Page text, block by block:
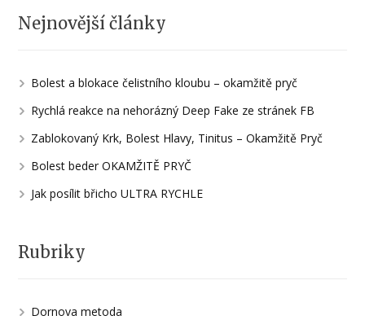
Nejnovější články
Bolest a blokace čelistního kloubu – okamžitě pryč
Rychlá reakce na nehorázný Deep Fake ze stránek FB
Zablokovaný Krk, Bolest Hlavy, Tinitus – Okamžitě Pryč
Bolest beder OKAMŽITĚ PRYČ
Jak posílit břicho ULTRA RYCHLE
Rubriky
Dornova metoda